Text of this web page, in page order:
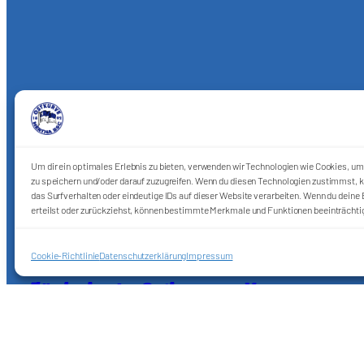
Um dir ein optimales Erlebnis zu bieten, verwenden wir Technologien wie Cookies,
zu speichern und/oder darauf zuzugreifen. Wenn du diesen Technologien zustimmst,
das Surfverhalten oder eindeutige IDs auf dieser Website verarbeiten. Wenn du
erteilst oder zurückziehst, können bestimmte Merkmale und Funktionen
Cookie-RichtlinieDatenschutzerklärungImpressum
Förderkreis Ostkurve e.V.